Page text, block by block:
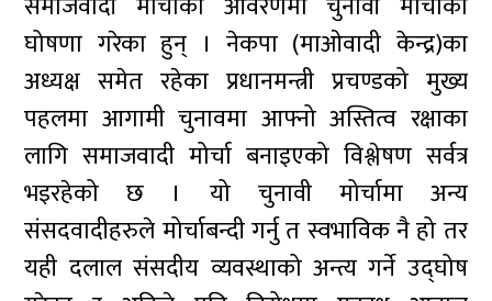
घोषणा गरेका हुन् । नेकपा (माओवादी केन्द्र)का
अध्यक्ष समेत रहेका प्रधानमन्त्री प्रचण्डको मुख्य
पहलमा आगामी चुनावमा आफ्नो अस्तित्व रक्षाका
लागि समाजवादी मोर्चा बनाइएको विश्लेषण सर्वत्र
भइरहेको छ । यो चुनावी मोर्चामा अन्य
संसदवादीहरुले मोर्चाबन्दी गर्नु त स्वभाविक नै हो तर
यही दलाल संसदीय व्यवस्थाको अन्त्य गर्ने उद्घोष